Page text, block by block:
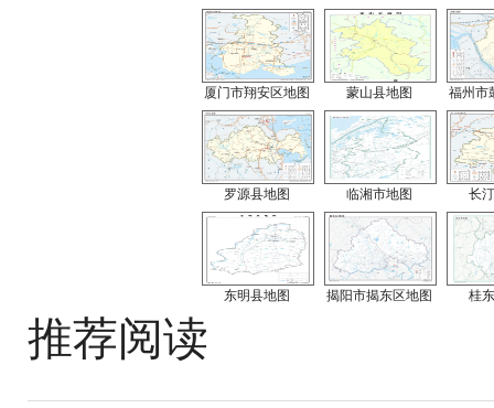
厦门市翔安区地图 蒙山县地图 福州市
罗源县地图 临湘市地图 长
东明县地图 揭阳市揭东区地图 桂
推荐阅读